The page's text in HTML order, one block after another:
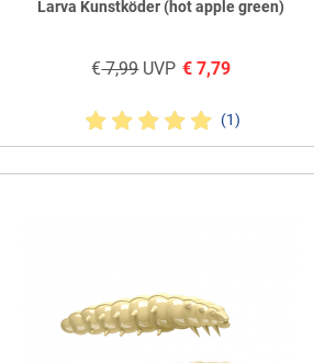
Larva Kunstköder (hot apple green)
€7,99UVP € 7,79
(1)